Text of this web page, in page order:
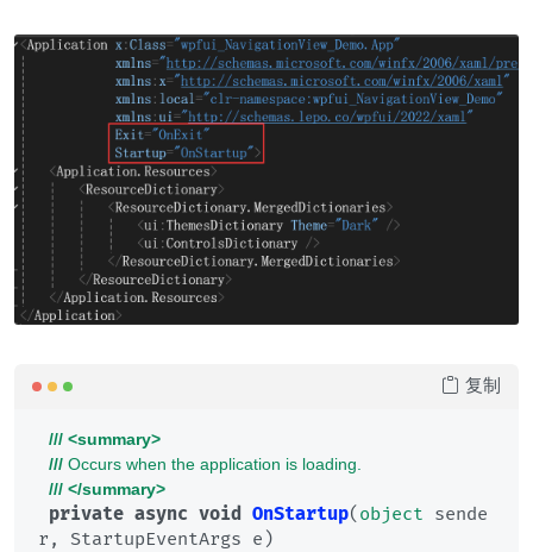
/// <summary>
/// Occurs when the application is loading.
/// </summary>
private async void OnStartup( object sende
r, StartupEventArgs e )
复制